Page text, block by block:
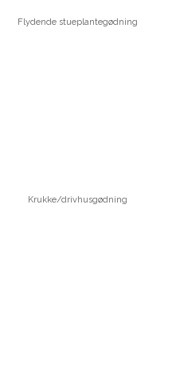
Flydende stueplantegødning
Krukke/drivhusgødning